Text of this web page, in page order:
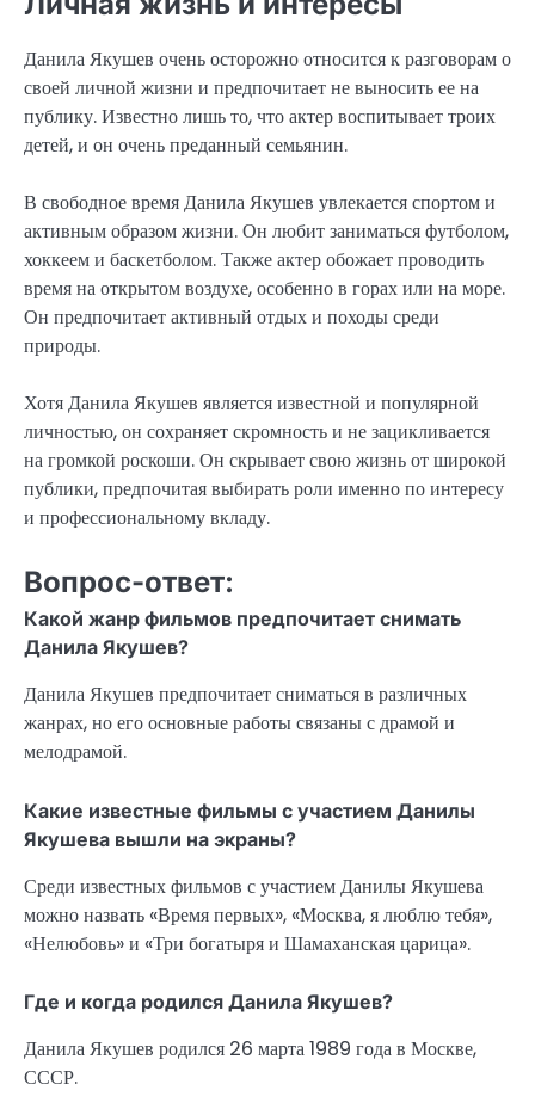
Данила Якушев очень осторожно относится к разговорам о
своей личной жизни и предпочитает не выносить ее на
публику. Известно лишь то, что актер воспитывает троих
детей, и он очень преданный семьянин.
В свободное время Данила Якушев увлекается спортом и
активным образом жизни. Он любит заниматься футболом,
хоккеем и баскетболом. Также актер обожает проводить
время на открытом воздухе, особенно в горах или на море.
Он предпочитает активный отдых и походы среди
природы.
Хотя Данила Якушев является известной и популярной
личностью, он сохраняет скромность и не зацикливается
на громкой роскоши. Он скрывает свою жизнь от широкой
публики, предпочитая выбирать роли именно по интересу
и профессиональному вкладу.
Вопрос-ответ:
Какой жанр фильмов предпочитает снимать
Данила Якушев?
Данила Якушев предпочитает сниматься в различных
жанрах, но его основные работы связаны с драмой и
мелодрамой.
Какие известные фильмы с участием Данилы
Якушева вышли на экраны?
Среди известных фильмов с участием Данилы Якушева
можно назвать «Время первых», «Москва, я люблю тебя»,
«Нелюбовь» и «Три богатыря и Шамаханская царица».
Где и когда родился Данила Якушев?
Данила Якушев родился 26 марта 1989 года в Москве,
СССР.